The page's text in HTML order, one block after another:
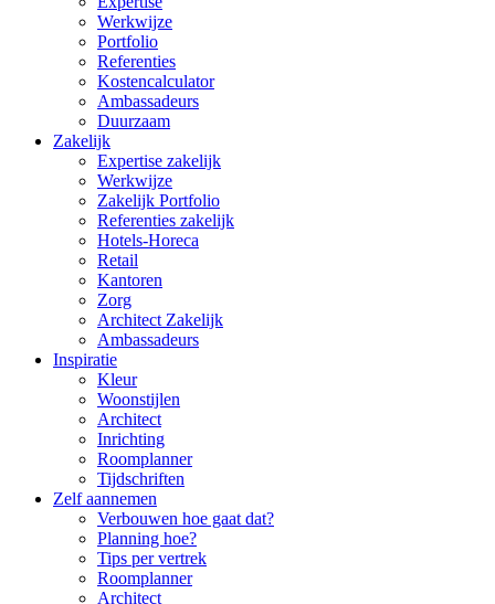
Werkwijze
Portfolio
Referenties
Kostencalculator
Ambassadeurs
Duurzaam
Zakelijk
Expertise zakelijk
Werkwijze
Zakelijk Portfolio
Referenties zakelijk
Hotels-Horeca
Retail
Kantoren
Zorg
Architect Zakelijk
Ambassadeurs
Inspiratie
Kleur
Woonstijlen
Architect
Inrichting
Roomplanner
Tijdschriften
Zelf aannemen
Verbouwen hoe gaat dat?
Planning hoe?
Tips per vertrek
Roomplanner
Architect